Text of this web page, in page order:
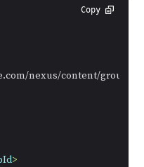
Copy
nexus/content/groups/
>